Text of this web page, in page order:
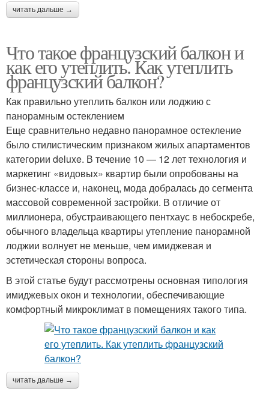
читать дальше →
Что такое французский балкон и
как его утеплить. Как утеплить
французский балкон?
Как правильно утеплить балкон или лоджию с
панорамным остеклением
Еще сравнительно недавно панорамное остекление
было стилистическим признаком жилых апартаментов
категории deluxe. В течение 10 — 12 лет технология и
маркетинг «видовых» квартир были опробованы на
бизнес-классе и, наконец, мода добралась до сегмента
массовой современной застройки. В отличие от
миллионера, обустраивающего пентхаус в небоскребе,
обычного владельца квартиры утепление панорамной
лоджии волнует не меньше, чем имиджевая и
эстетическая стороны вопроса.
В этой статье будут рассмотрены основная типология
имиджевых окон и технологии, обеспечивающие
комфортный микроклимат в помещениях такого типа.
читать дальше →